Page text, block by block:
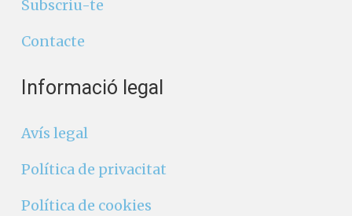
Subscriu-te
Contacte
Informació legal
Avís legal
Política de privacitat
Política de cookies